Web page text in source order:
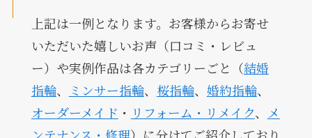
上記は一例となります。お客様からお寄せ
いただいた嬉しいお声（口コミ・レビュ
ー）や実例作品は各カテゴリーごと（結婚
指輪、 ミンサー指輪、 桜指輪、 婚約指輪、
オーダーメイド ・ リフォーム・リメイク、
メ
ンテナンス・修理）に分けてご紹介しており